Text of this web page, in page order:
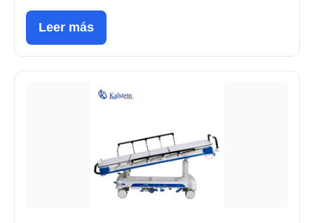
Leer más